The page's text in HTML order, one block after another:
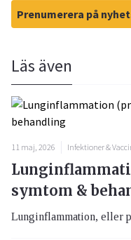
Prenumerera på
Läs även
11 maj, 2026 Infektioner &
symtom &
Lunginflammation, eller